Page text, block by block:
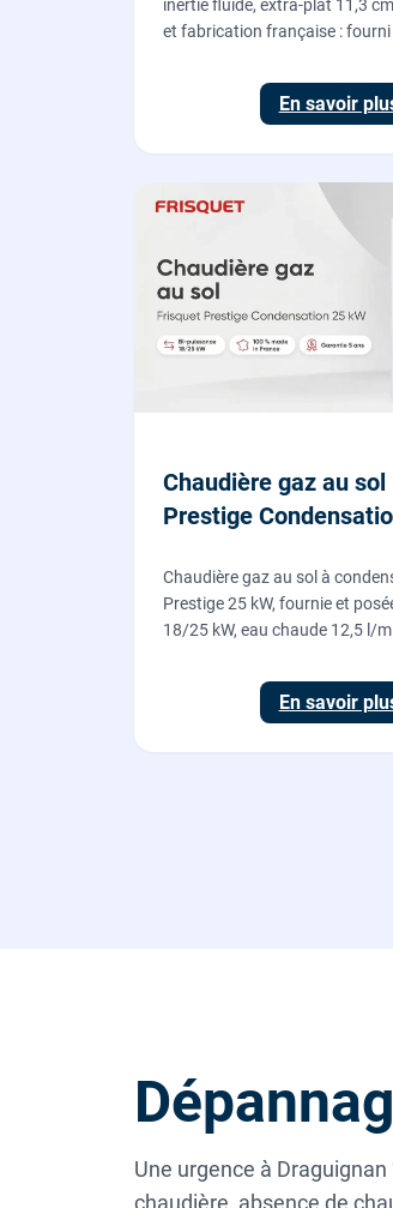
inertie fluide, extra-plat 11,3
et fabrication française :
normes compris.
En savoir
Chaudière gaz au
Prestige
Chaudière gaz au sol à
Prestige 25 kW, fournie et
18/25 kW, eau chaude 12,5 l/
En savoir
Une urgence à
chaudière, absence de